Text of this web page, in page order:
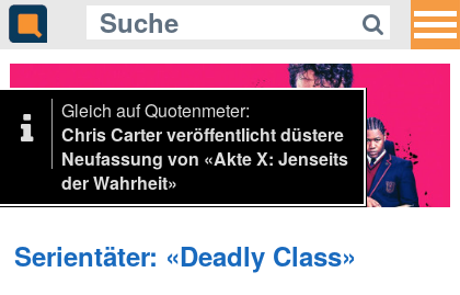
Gleich auf Quotenmeter:
Chris Carter veröffentlicht düstere
Neufassung von «Akte X: Jenseits
der Wahrheit»
Serientäter: «Deadly Class»